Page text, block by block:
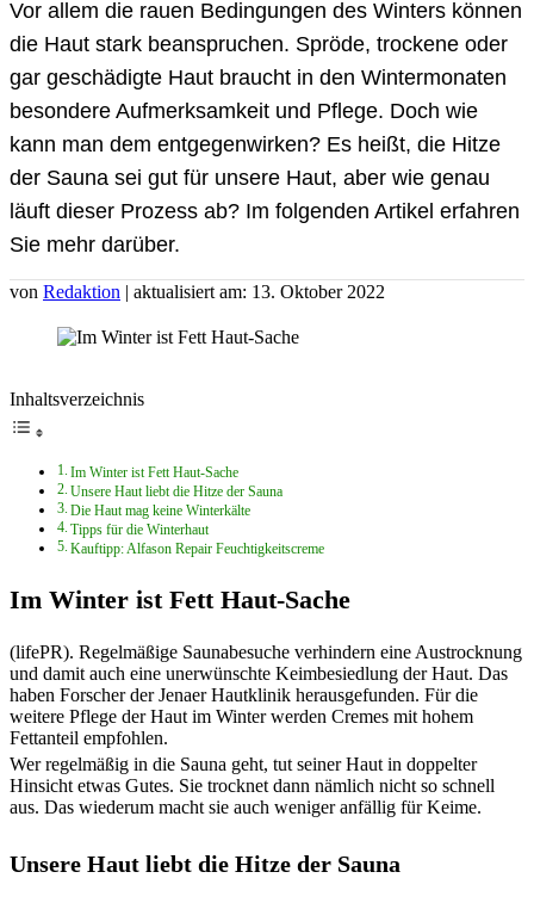
Vor allem die rauen Bedingungen des Winters können
die Haut stark beanspruchen. Spröde, trockene oder
gar geschädigte Haut braucht in den Wintermonaten
besondere Aufmerksamkeit und Pflege. Doch wie
kann man dem entgegenwirken? Es heißt, die Hitze
der Sauna sei gut für unsere Haut, aber wie genau
läuft dieser Prozess ab? Im folgenden Artikel erfahren
Sie mehr darüber.
von Redaktion | aktualisiert am: 13. Oktober 2022
Inhaltsverzeichnis
Im Winter ist Fett Haut-Sache
Unsere Haut liebt die Hitze der Sauna
Die Haut mag keine Winterkälte
Tipps für die Winterhaut
Kauftipp: Alfason Repair Feuchtigkeitscreme
Im Winter ist Fett Haut-Sache
(lifePR). Regelmäßige Saunabesuche verhindern eine Austrocknung
und damit auch eine unerwünschte Keimbesiedlung der Haut. Das
haben Forscher der Jenaer Hautklinik herausgefunden. Für die
weitere Pflege der Haut im Winter werden Cremes mit hohem
Fettanteil empfohlen.
Wer regelmäßig in die Sauna geht, tut seiner Haut in doppelter
Hinsicht etwas Gutes. Sie trocknet dann nämlich nicht so schnell
aus. Das wiederum macht sie auch weniger anfällig für Keime.
Unsere Haut liebt die Hitze der Sauna